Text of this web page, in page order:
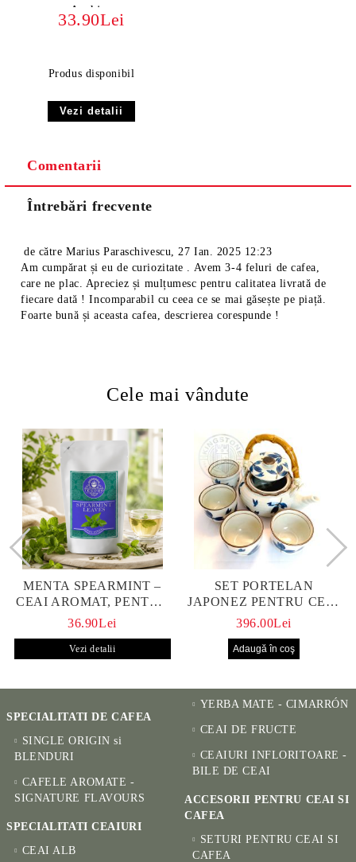
Arabica
33.90Lei
Produs disponibil
Vezi detalii
Comentarii
Întrebări frecvente
de cătreMarius Paraschivescu,27 Ian. 2025 12:23
Am cumpărat și eu de curiozitate . Avem 3-4 feluri de cafea,
care ne plac. Apreciez și mulțumesc pentru calitatea livrată de
fiecare dată ! Incomparabil cu ceea ce se mai găsește pe piață.
Foarte bună și aceasta cafea, descrierea corespunde !
Cele mai vândute
MENTA SPEARMINT –
CEAI AROMAT, PENTRU
CALM ȘI BENEFIC
36.90Lei
Vezi detalii
SET PORTELAN
JAPONEZ PENTRU CEAI
HANAKO, CEAINIC SI 4
396.00Lei
SPECIALITATI DE CAFEA
SINGLE ORIGIN si
BLENDURI
CAFELE AROMATE -
SIGNATURE FLAVOURS
SPECIALITATI CEAIURI
CEAI ALB
YERBA MATE - CIMARRÓN
CEAI DE FRUCTE
CEAIURI INFLORITOARE -
BILE DE CEAI
ACCESORII PENTRU CEAI SI
CAFEA
SETURI PENTRU CEAI SI
CAFEA